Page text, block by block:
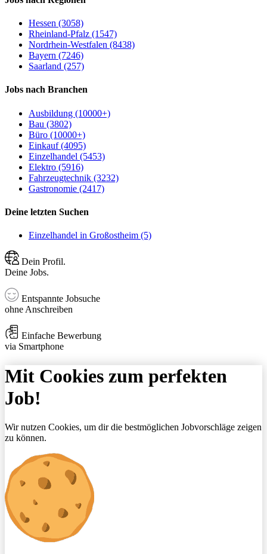
Hessen (3058)
Rheinland-Pfalz (1547)
Nordrhein-Westfalen (8438)
Bayern (7246)
Saarland (257)
Jobs nach Branchen
Ausbildung (10000+)
Bau (3802)
Büro (10000+)
Einkauf (4095)
Einzelhandel (5453)
Elektro (5916)
Fahrzeugtechnik (3232)
Gastronomie (2417)
Deine letzten Suchen
Einzelhandel in Großostheim (5)
Dein Profil.
Deine Jobs.
Entspannte Jobsuche
ohne Anschreiben
Einfache Bewerbung
via Smartphone
Mit Cookies zum perfekten
Job!
Wir nutzen Cookies, um dir die bestmöglichen Jobvorschläge zeigen
zu können.